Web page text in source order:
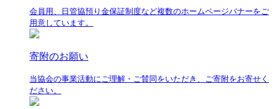
会員用、日管協預り金保証制度など複数のホームページバナーをご
用意しています。
寄附のお願い
当協会の事業活動にご理解・ご賛同をいただき、ご寄附をお寄せく
ださい。